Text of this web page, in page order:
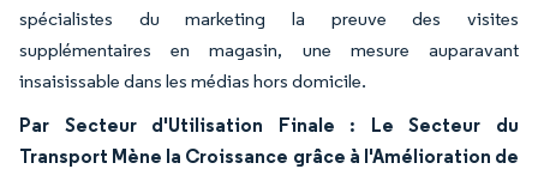
spécialistes du marketing la preuve des visites
supplémentaires en magasin, une mesure auparavant
insaisissable dans les médias hors domicile.
Par Secteur d'Utilisation Finale : Le Secteur du
Transport Mène la Croissance grâce à l'Amélioration de